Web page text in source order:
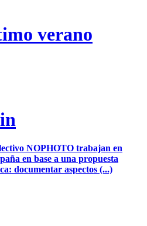
verano
NOPHOTO trabajan en
en base a una propuesta
documentar aspectos (...)